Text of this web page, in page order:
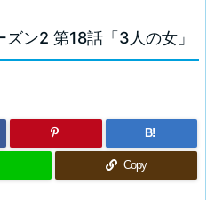


ン2 第18話「3人の女」
B!
Copy